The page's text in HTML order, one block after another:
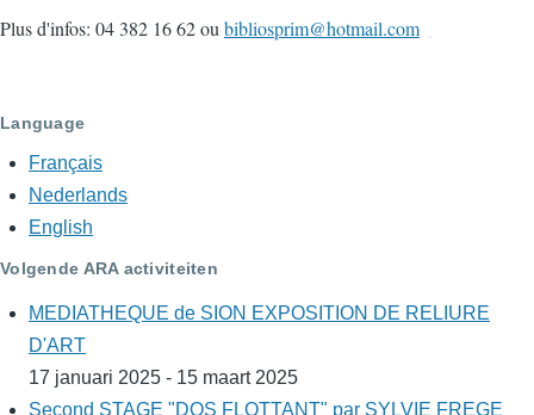
Plus d'infos: 04 382 16 62 ou bibliosprim@hotmail.com
Language
Français
Nederlands
English
Volgende ARA activiteiten
MEDIATHEQUE de SION EXPOSITION DE RELIURE
D'ART
17 januari 2025 - 15 maart 2025
Second STAGE "DOS FLOTTANT" par SYLVIE FREGE